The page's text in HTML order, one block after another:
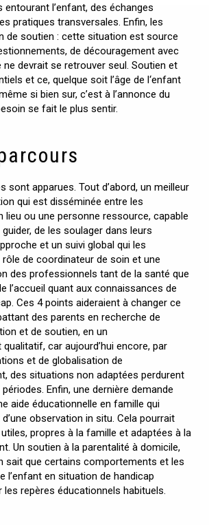
l’enfant, des échanges
pratiques transversales. Enfin, les
de soutien : cette situation est source
de découragement avec
ne devrait se retrouver seul. Soutien et
et ce, quelque soit l’âge de l‘enfant
si bien sur, c’est à l’annonce du
se fait le plus sentir.
sont apparues. Tout d’abord, un meilleur
qui est disséminée entre les
lieu ou une personne ressource, capable
de les soulager dans leurs
et un suivi global qui les
de coordinateur de soin et une
des professionnels tant de la santé que
l’accueil quant aux connaissances de
Ces 4 points aideraient à changer ce
des parents en recherche de
et de soutien, en un
car aujourd’hui encore, par
et de globalisation de
des situations non adaptées perdurent
Enfin, une dernière demande
aide éducationnelle en famille qui
observation in situ. Cela pourrait
propres à la famille et adaptées à la
Un soutien à la parentalité à domicile,
sait que certains comportements et les
l’enfant en situation de handicap
les repères éducationnels habituels.